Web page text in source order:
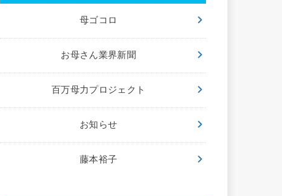
母ゴコロ
お母さん業界新聞
百万母力プロジェクト
お知らせ
藤本裕子